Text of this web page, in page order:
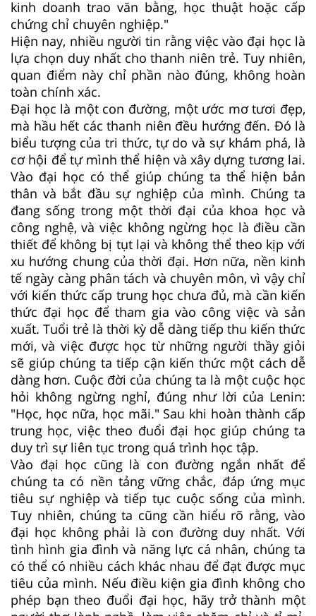
kinh doanh trao văn bằng, học thuật hoặc cấp
chứng chỉ chuyên nghiệp."
Hiện nay, nhiều người tin rằng việc vào đại học là
lựa chọn duy nhất cho thanh niên trẻ. Tuy nhiên,
quan điểm này chỉ phần nào đúng, không hoàn
toàn chính xác.
Đại học là một con đường, một ước mơ tươi đẹp,
mà hầu hết các thanh niên đều hướng đến. Đó là
biểu tượng của tri thức, tự do và sự khám phá, là
cơ hội để tự mình thể hiện và xây dựng tương lai.
Vào đại học có thể giúp chúng ta thể hiện bản
thân và bắt đầu sự nghiệp của mình. Chúng ta
đang sống trong một thời đại của khoa học và
công nghệ, và việc không ngừng học là điều cần
thiết để không bị tụt lại và không thể theo kịp với
xu hướng chung của thời đại. Hơn nữa, nền kinh
tế ngày càng phân tách và chuyên môn, vì vậy chỉ
với kiến thức cấp trung học chưa đủ, mà cần kiến
thức đại học để tham gia vào công việc và sản
xuất. Tuổi trẻ là thời kỳ dễ dàng tiếp thu kiến thức
mới, và việc được học từ những người thầy giỏi
sẽ giúp chúng ta tiếp cận kiến thức một cách dễ
dàng hơn. Cuộc đời của chúng ta là một cuộc học
hỏi không ngừng nghỉ, đúng như lời của Lenin:
"Học, học nữa, học mãi." Sau khi hoàn thành cấp
trung học, việc theo đuổi đại học giúp chúng ta
duy trì sự liên tục trong quá trình học tập.
Vào đại học cũng là con đường ngắn nhất để
chúng ta có nền tảng vững chắc, đáp ứng mục
tiêu sự nghiệp và tiếp tục cuộc sống của mình.
Tuy nhiên, chúng ta cũng cần hiểu rõ rằng, vào
đại học không phải là con đường duy nhất. Với
tình hình gia đình và năng lực cá nhân, chúng ta
có thể có nhiều cách khác nhau để đạt được mục
tiêu của mình. Nếu điều kiện gia đình không cho
phép bạn theo đuổi đại học, hãy trở thành một